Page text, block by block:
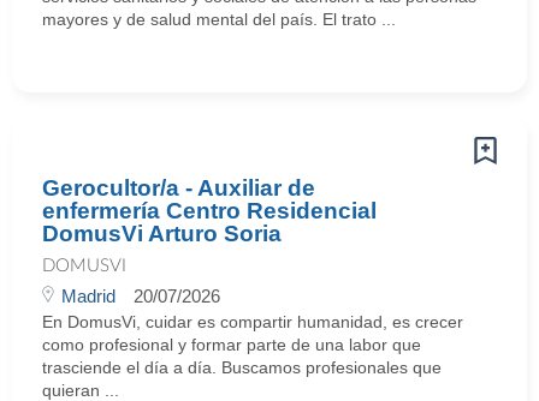
mayores y de salud mental del país. El trato ...
Gerocultor/a - Auxiliar de
enfermería Centro Residencial
DomusVi Arturo Soria
DOMUSVI
Madrid 20/07/2026
En DomusVi, cuidar es compartir humanidad, es crecer
como profesional y formar parte de una labor que
trasciende el día a día. Buscamos profesionales que
quieran ...